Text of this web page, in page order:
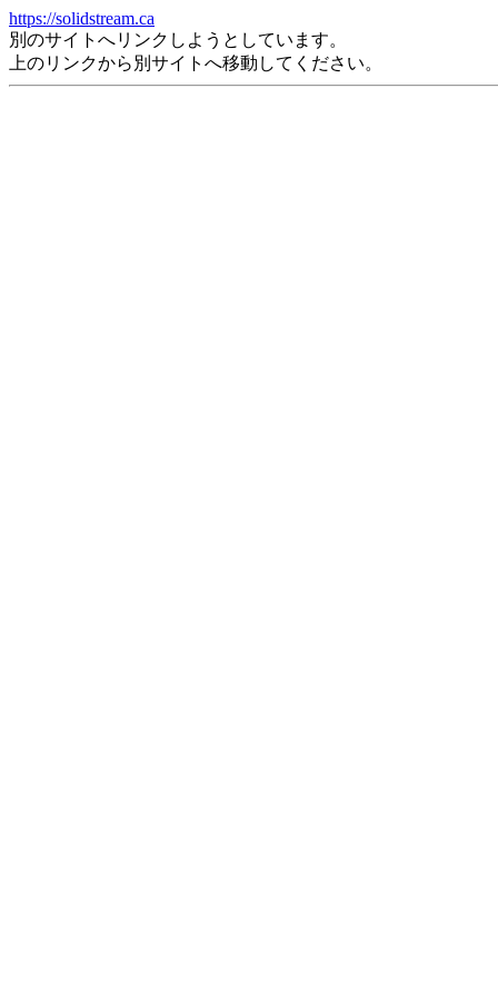
https://solidstream.ca
別のサイトへリンクしようとしています。
上のリンクから別サイトへ移動してください。